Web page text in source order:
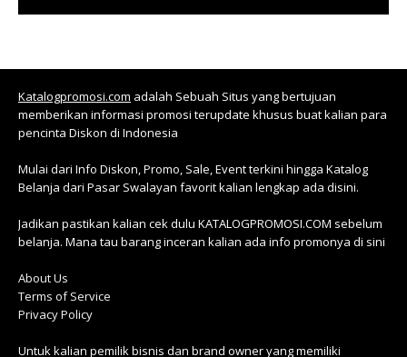
Katalogpromosi.com adalah Sebuah Situs yang bertujuan
memberikan informasi promosi terupdate khusus buat kalian para
pencinta Diskon di Indonesia
Mulai dari Info Diskon, Promo, Sale, Event terkini hingga Katalog
Belanja dari Pasar Swalayan favorit kalian lengkap ada disini.
Jadikan pastikan kalian cek dulu KATALOGPROMOSI.COM sebelum
belanja. Mana tau barang inceran kalian ada info promonya di sini
About Us
Terms of Service
Privacy Policy
Untuk kalian pemilik bisnis dan brand owner yang memiliki